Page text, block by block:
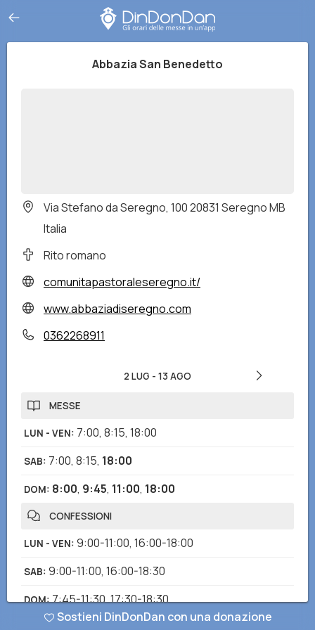
Abbazia San Benedetto
Via Stefano da Seregno, 100 20831 Seregno MB
Italia
Rito romano
comunitapastoraleseregno.it/
www.abbaziadiseregno.com
0362268911
2 LUG - 13 AGO
MESSE
LUN - VEN: 7:00, 8:15, 18:00
SAB: 7:00, 8:15, 18:00
DOM: 8:00, 9:45, 11:00, 18:00
CONFESSIONI
LUN - VEN: 9:00-11:00, 16:00-18:00
SAB: 9:00-11:00, 16:00-18:30
DOM:7:45-11:30,17:30-18:30
ORARI DI APERTURA
Sostieni DinDonDan con una donazione